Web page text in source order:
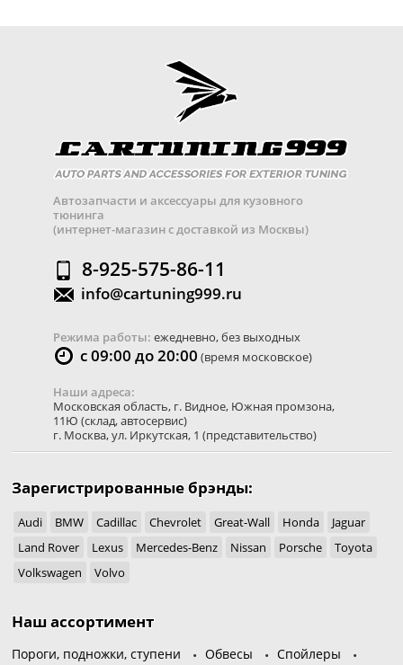
Автозапчасти и аксессуары для кузовного
тюнинга
(интернет-магазин с доставкой из Москвы)
8-925-575-86-11
info@cartuning999.ru
Режима работы: ежедневно, без выходных
с 09:00 до 20:00 (время московское)
Наши адреса:
Московская область, г. Видное, Южная промзона,
11Ю (склад, автосервис)
г. Москва,ул. Иркутская, 1 (представительство)
Зарегистрированные брэнды:
Audi BMW Cadillac Chevrolet Great-Wall Honda
Jaguar
Land Rover
Lexus Mercedes-Benz Nissan Porsche
Toyota
Volkswagen
Volvo
Наш ассортимент
Пороги, подножки, ступени Обвесы
Спойлеры